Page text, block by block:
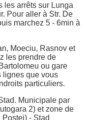
les arrêts sur Lunga
Pour aller à Str. De
marchez 5 - 6min à
Moeciu, Rasnov et
les prendre de
ou gare
lignes que vous
particuliers.
Municipale par
2) et zone de
- Stad